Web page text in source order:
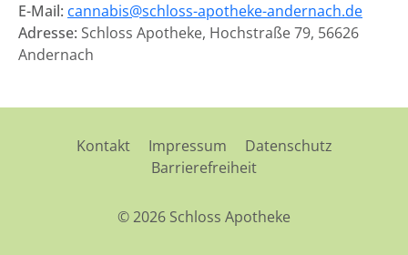
E-Mail: cannabis@schloss-apotheke-andernach.de
Adresse: Schloss Apotheke, Hochstraße 79, 56626
Andernach
Kontakt Impressum
Datenschutz
Barrierefreiheit
© 2026 Schloss Apotheke